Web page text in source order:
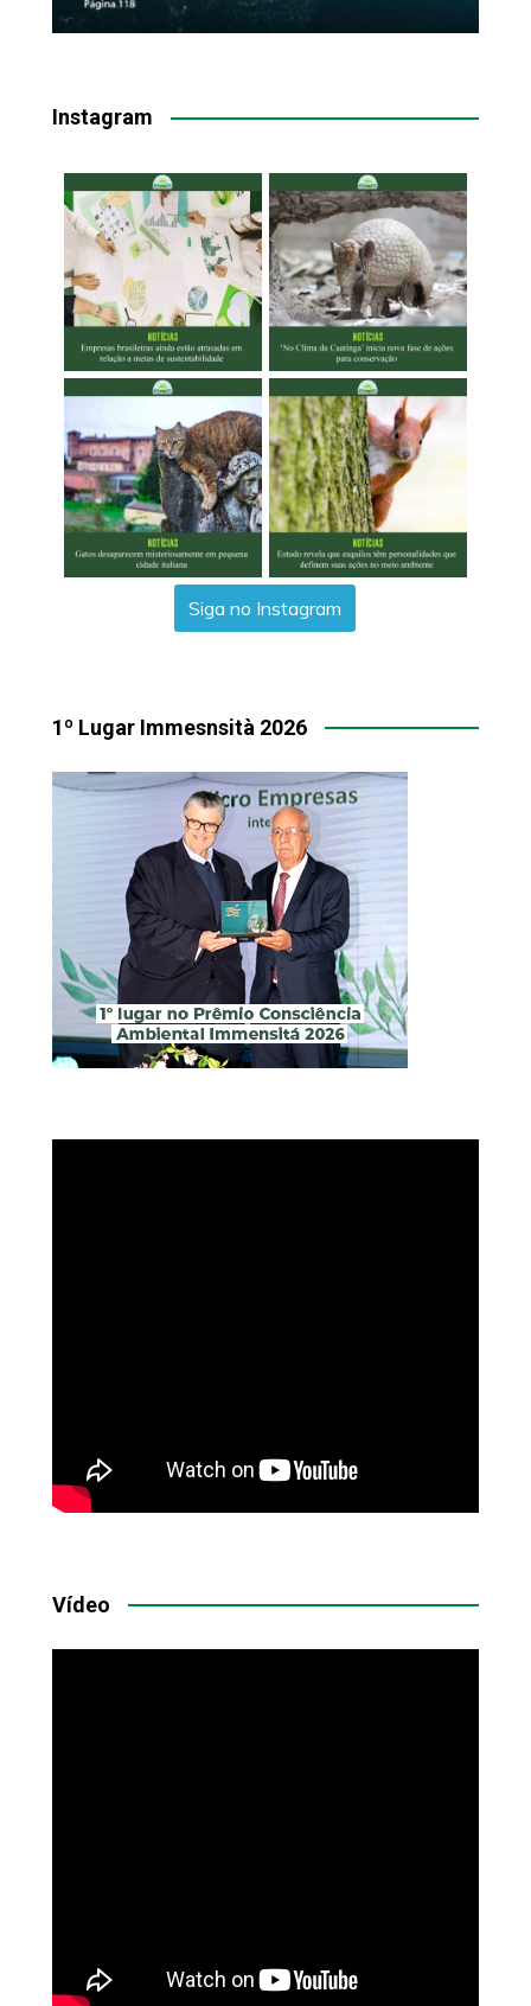
Instagram
Siga no Instagram
1º Lugar Immesnsità 2026
Vídeo